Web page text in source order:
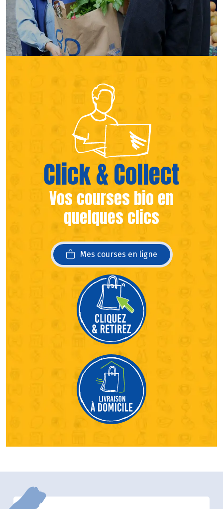
Click & Collect
Vos courses bio en
quelques clics
Mes courses en ligne